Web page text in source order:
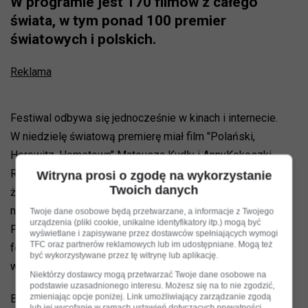
świata, w tym ponad 100 premier
światowych i polskich.
Reklama
Festiwal odbywa się jednocześnie w kinach i internecie.
W niedzielę światową premierę miał film "Polański,
Horowitz. Hometown" Mateusza Kudły i AnnyKokoszki-
Romer. To opowieść o dzieciństwie, przyjaźni, o wspólnym
żydowskim losie bohaterów i o Krakowie. Film z udziałem
nagrodzonego Złotą Palmą i Oscarem reżysera Romana
Polańskiego i jego przyjaciela – światowej sławy
fotografika Ryszarda Horowitza, zostanie zaprezentowany
w konkursie polskim tegorocznego festiwalu.
Bohaterom udało się po kilkudziesięciu latach spotkać
Witryna prosi o zgodę na wykorzystanie
Twoich danych
Twoje dane osobowe będą przetwarzane, a informacje z Twojego
urządzenia (pliki cookie, unikalne identyfikatory itp.) mogą być
wyświetlane i zapisywane przez dostawców spełniających wymogi
TFC oraz partnerów reklamowych lub im udostępniane. Mogą też
być wykorzystywane przez tę witrynę lub aplikację.
Niektórzy dostawcy mogą przetwarzać Twoje dane osobowe na
podstawie uzasadnionego interesu. Możesz się na to nie zgodzić,
zmieniając opcje poniżej. Link umożliwiający zarządzanie zgodą